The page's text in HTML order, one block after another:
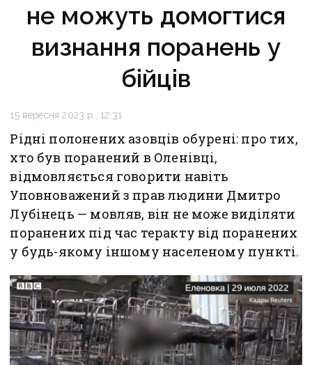
не можуть домогтися
визнання поранень у
бійців
15 вересня 2023 р., 12:31
Рідні полонених азовців обурені: про тих,
хто був поранений в Оленівці,
відмовляється говорити навіть
Уповноважений з прав людини Дмитро
Лубінець — мовляв, він не може виділяти
поранених під час теракту від поранених
у будь-якому іншому населеному пункті.